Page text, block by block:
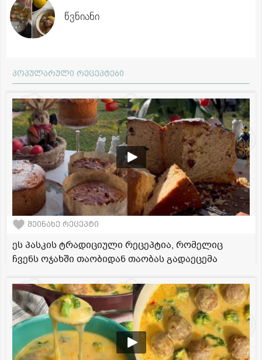
წვნიანი
პოპულარული რეცეპტები
შეინახე რეცეპტი
ეს პასკის ტრადიციული რეცეპტია, რომელიც
ჩვენს ოჯახში თაობიდან თაობას გადაეცემა